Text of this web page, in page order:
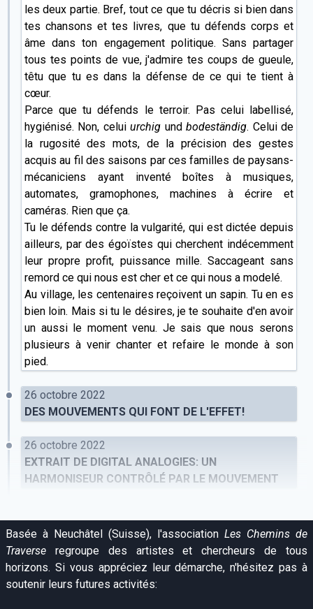
les deux partie. Bref, tout ce que tu décris si bien dans
tes chansons et tes livres, que tu défends corps et
âme dans ton engagement politique. Sans partager
tous tes points de vue, j'admire tes coups de gueule,
têtu que tu es dans la défense de ce qui te tient à
cœur.
Parce que tu défends le terroir. Pas celui labellisé,
hygiénisé. Non, celuiurchig undbodeständig. Celui de
la rugosité des mots, de la précision des gestes
acquis au fil des saisons par ces familles de paysans-
mécaniciens ayant inventé boîtes à musiques,
automates, gramophones, machines à écrire et
caméras. Rien que ça.
Tu le défends contre la vulgarité, qui est dictée depuis
ailleurs, par des égoïstes qui cherchent indécemment
leur propre profit, puissance mille. Saccageant sans
remord ce qui nous est cher et ce qui nous a modelé.
Au village, les centenaires reçoivent un sapin. Tu en es
bien loin. Mais si tu le désires, je te souhaite d'en avoir
un aussi le moment venu. Je sais que nous serons
plusieurs à venir chanter et refaire le monde à son
pied.
26 octobre 2022
DES MOUVEMENTS QUI FONT DE L'EFFET!
26 octobre 2022
EXTRAIT DE DIGITAL ANALOGIES: UN
HARMONISEUR CONTRÔLÉ PAR LE MOUVEMENT
Basée à Neuchâtel (Suisse), l'association Les Chemins de
Traverse regroupe des artistes et chercheurs de tous
horizons. Si vous appréciez leur démarche, n'hésitez pas à
soutenir leurs futures activités: